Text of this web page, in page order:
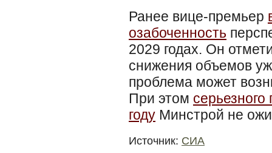
Ранее вице-премьер
озабоченность
2029 годах. Он
снижения объемов
проблема может
При этом
году Минстрой не
Источник: СИА